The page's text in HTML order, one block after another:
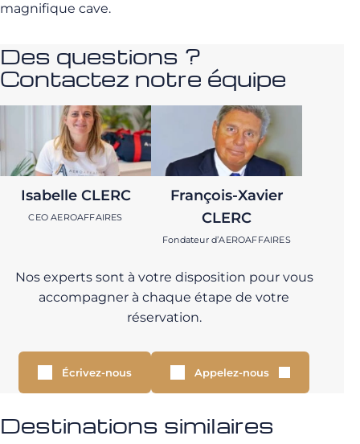
magnifique cave.
Des questions ?
Contactez notre équipe
Isabelle CLERC
CEO AEROAFFAIRES
François-Xavier
CLERC
Fondateur d’AEROAFFAIRES
Nos experts sont à votre disposition pour vous
accompagner à chaque étape de votre
réservation.
Écrivez-nous Appelez-nous
Destinations similaires